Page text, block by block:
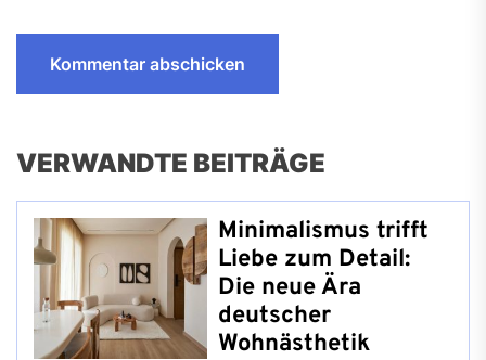
VERWANDTE BEITRÄGE
Minimalismus trifft
Liebe zum Detail:
Die neue Ära
deutscher
Wohnästhetik